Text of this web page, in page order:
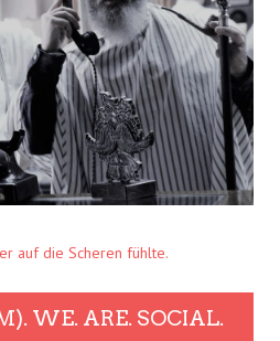
auf die Scheren fühlte.
WE. ARE. SOCIAL.